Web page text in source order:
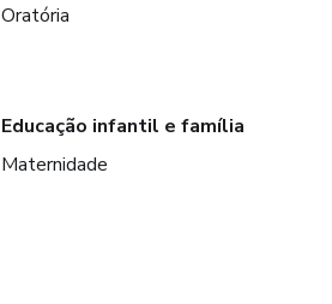
Oratória
Educação infantil e família
Maternidade